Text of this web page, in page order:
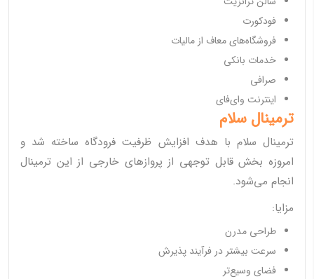
فودکورت
فروشگاه‌های معاف از مالیات
خدمات بانکی
صرافی
اینترنت وای‌فای
ترمینال سلام
ترمینال سلام با هدف افزایش ظرفیت فرودگاه ساخته شد و
امروزه بخش قابل توجهی از پروازهای خارجی از این ترمینال
انجام می‌شود.
مزایا:
طراحی مدرن
سرعت بیشتر در فرآیند پذیرش
فضای وسیع‌تر